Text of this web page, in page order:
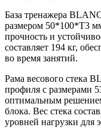
База тренажера
размером 50*100*T3
прочность и
составляет 194 кг,
во время занятий.
Рама весового стека
профиля с размерами
оптимальным
блока. Вес стека
уровней нагрузки для